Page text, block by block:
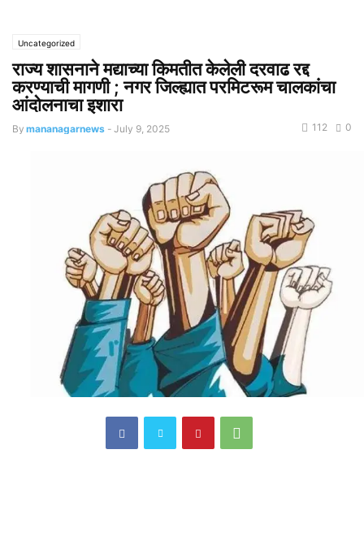
Uncategorized
राज्य शासनाने मद्याच्या किमतीत केलेली दरवाढ रद्द
करण्याची मागणी ; नगर जिल्ह्यात परमिटरूम चालकांचा
आंदोलनाचा इशारा
By mananagarnews - July 9, 2025 0
112